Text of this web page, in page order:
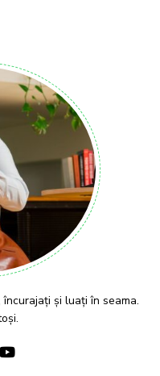
și luați în seama.